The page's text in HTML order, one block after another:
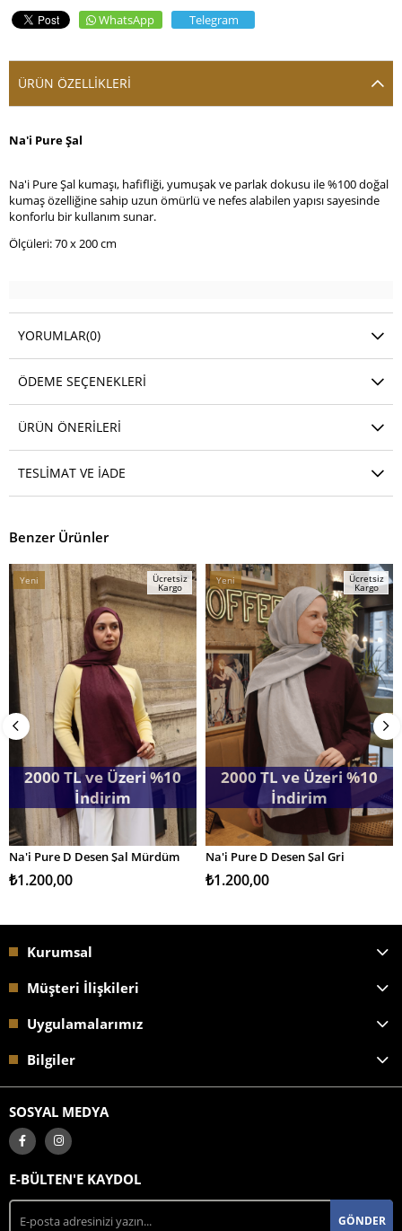
WhatsApp Telegram
ÜRÜN ÖZELLIKLERI
Na'i Pure Şal
Na'i Pure Şal kumaşı, hafifliği, yumuşak ve parlak dokusu ile %100 doğal
kumaş özelliğine sahip uzun ömürlü ve nefes alabilen yapısı sayesinde
konforlu bir kullanım sunar.
Ölçüleri: 70 x 200 cm
YORUMLAR(0)
ÖDEME SEÇENEKLERI
ÜRÜN ÖNERILERI
TESLIMAT VE İADE
Benzer Ürünler
SEPETE EKLE
Yeni
Ürün
Ücretsiz
Kargo
Na'i Pure D Desen Şal Mürdüm
2000 TL ve Üzeri %10
İndirim
₺1.200,00
SEPETE EKLE
Yeni
Ürün
Ücretsiz
Kargo
Na'i Pure D Desen Şal Gri
2000 TL ve Üzeri %10
İndirim
₺1.200,00
Kurumsal
Müşteri İlişkileri
Uygulamalarımız
Bilgiler
SOSYAL MEDYA
E-BÜLTEN'E KAYDOL
GÖNDER